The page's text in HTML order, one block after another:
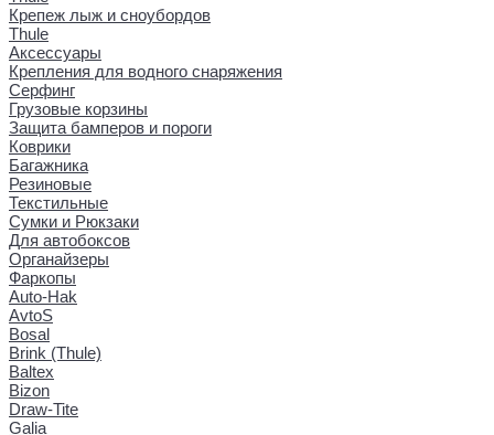
Крепеж лыж и сноубордов
Thule
Аксессуары
Крепления для водного снаряжения
Серфинг
Грузовые корзины
Защита бамперов и пороги
Коврики
Багажника
Резиновые
Текстильные
Сумки и Рюкзаки
Для автобоксов
Органайзеры
Фаркопы
Auto-Hak
AvtoS
Bosal
Brink (Thule)
Baltex
Bizon
Draw-Tite
Galia